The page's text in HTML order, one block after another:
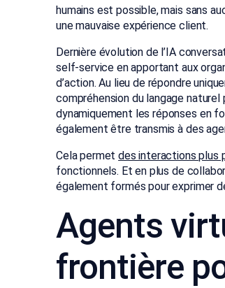
humains est possible, mais sans
une mauvaise expérience client.
Dernière évolution de l’IA
self-service en apportant aux
d’action. Au lieu de répondre
compréhension du langage
dynamiquement les réponses en
également être transmis à des
Cela permetdes interactions plus
fonctionnels. Et en plus de
également formés pour exprimer
Agents
frontière